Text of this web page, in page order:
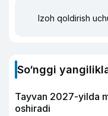
Izoh qoldirish
So‘nggi
Tayvan 2027-yilda
oshiradi